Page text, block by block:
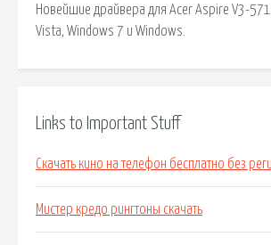
Новейшие драйвера для Acer Aspire V3-571
Vista, Windows 7 и Windows.
Links to Important Stuff
Скачать кино на телефон бесплатно без
Мистер кредо рингтоны скачать